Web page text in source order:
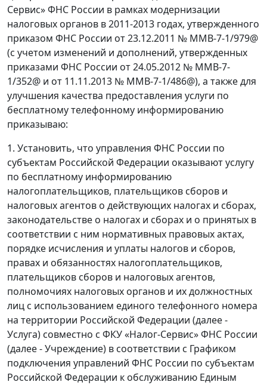
Сервис» ФНС России в рамках модернизации
налоговых органов в 2011-2013 годах, утвержденного
приказом ФНС России от 23.12.2011 № ММВ-7-1/979@
(с учетом изменений и дополнений, утвержденных
приказами ФНС России от 24.05.2012 № ММВ-7-
1/352@ и от 11.11.2013 № ММВ-7-1/486@), а также для
улучшения качества предоставления услуги по
бесплатному телефонному информированию
приказываю:
1. Установить, что управления ФНС России по
субъектам Российской Федерации оказывают услугу
по бесплатному информированию
налогоплательщиков, плательщиков сборов и
налоговых агентов о действующих налогах и сборах,
законодательстве о налогах и сборах и о принятых в
соответствии с ним нормативных правовых актах,
порядке исчисления и уплаты налогов и сборов,
правах и обязанностях налогоплательщиков,
плательщиков сборов и налоговых агентов,
полномочиях налоговых органов и их должностных
лиц с использованием единого телефонного номера
на территории Российской Федерации (далее -
Услуга) совместно с ФКУ «Налог-Сервис» ФНС России
(далее - Учреждение) в соответствии с Графиком
подключения управлений ФНС России по субъектам
Российской Федерации к обслуживанию Единым